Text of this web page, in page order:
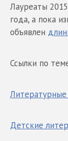
Лауреаты
года, а пока
объявлен
Ссылки по
Детские